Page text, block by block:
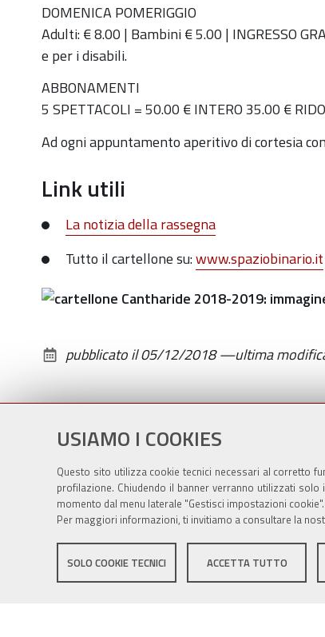
USIAMO I COOKIES
Questo sito utilizza cookie tecnici necessari al corretto
profilazione. Chiudendo il banner verranno utilizzati
momento dal menu laterale "Gestisci impostazioni cookie".
Per maggiori informazioni, ti invitiamo a consultare la
SOLO COOKIE TECNICI ACCETTA TUTTO
ore
20.00.
Stagione
Teatrale
Auditorium
Spazio
Binario
Aprite!"
DOMENICA POMERIGGIO
Adulti: € 8.00 | Bambini € 5.00 | INGRESSO
e per i disabili.
ABBONAMENTI
5 SPETTACOLI = 50.00 € INTERO 35.00 €
Ad ogni appuntamento aperitivo di cortesia
Link utili
La notizia della rassegna
Tutto il cartellone su:www.spaziobinario.it
pubblicato il05/12/2018—ultima
Sito istituzionale Comune di Zola Predosa